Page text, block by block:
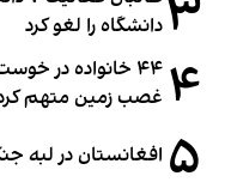
۳دانشگاه را لغو کرد
۴
۴۴ خانواده در
غصب زمین متهم
۵ افغانستان در لبه